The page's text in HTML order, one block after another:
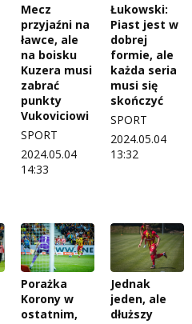
Mecz
przyjaźni na
ławce, ale
na boisku
Kuzera musi
zabrać
punkty
Vukoviciowi
SPORT
2024.05.04
14:33
Łukowski:
Piast jest w
dobrej
formie, ale
każda seria
musi się
skończyć
SPORT
2024.05.04
13:32
Porażka
Korony w
ostatnim,
Jednak
jeden, ale
dłuższy